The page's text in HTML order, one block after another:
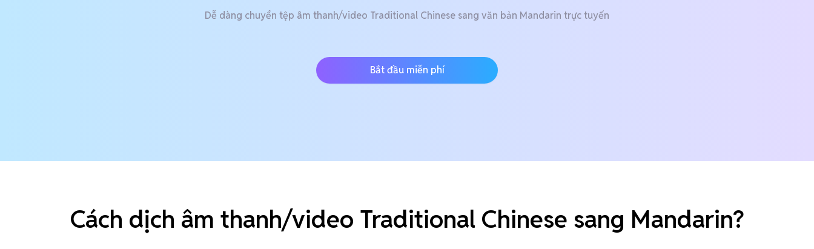
Dễ dàng chuyển tệp âm thanh/video Traditional Chinese sang văn bản Mandarin trực tuyến
Bắt đầu miễn phí
Cách dịch âm thanh/video Traditional Chinese sang Mandarin?